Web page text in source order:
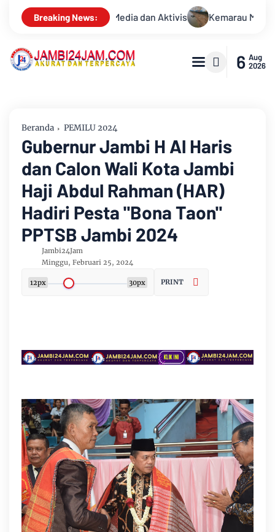
Breaking News:
Kemarau Memuncak, Debit Sungai Batanghari Terus
6 Aug
2026
Beranda PEMILU 2024
Gubernur Jambi H Al Haris
dan Calon Wali Kota Jambi
Haji Abdul Rahman (HAR)
Hadiri Pesta "Bona Taon"
PPTSB Jambi 2024
Jambi24Jam
Minggu, Februari 25, 2024
12px 30px PRINT